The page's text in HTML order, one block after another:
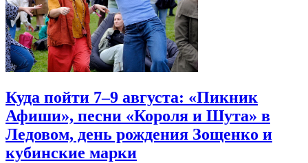
Куда пойти 7–9 августа: «Пикник
Афиши», песни «Короля и Шута» в
Ледовом, день рождения Зощенко и
кубинские марки